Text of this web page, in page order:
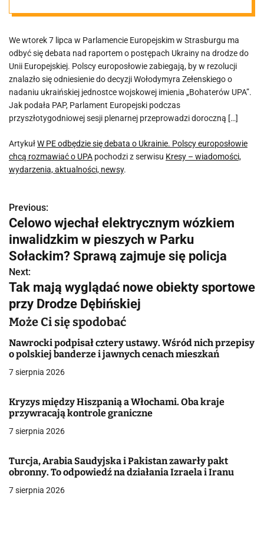
europosłowie
chcą
rozmawiać o
UPA
We wtorek 7 lipca w Parlamencie Europejskim w Strasburgu ma
odbyć się debata nad raportem o postępach Ukrainy na drodze do
Unii Europejskiej. Polscy europosłowie zabiegają, by w rezolucji
znalazło się odniesienie do decyzji Wołodymyra Zełenskiego o
nadaniu ukraińskiej jednostce wojskowej imienia „Bohaterów UPA”.
Jak podała PAP, Parlament Europejski podczas
przyszłotygodniowej sesji plenarnej przeprowadzi doroczną […]
ArtykułW PE odbędzie się debata o Ukrainie. Polscy europosłowie
chcą rozmawiać o UPA pochodzi z serwisu Kresy – wiadomości,
wydarzenia, aktualności, newsy.
N
a
w
i
g
a
c
j
w
p
i
s
Previous:
Celowo wjechał elektrycznym wózkiem
inwalidzkim w pieszych w Parku
Sołackim? Sprawą zajmuje się policja
Next:
Tak mają wyglądać nowe obiekty sportowe
przy Drodze Dębińskiej
Może Ci się spodobać
Nawrocki podpisał cztery ustawy. Wśród nich przepisy
o polskiej banderze i jawnych cenach mieszkań
7 sierpnia 2026
Kryzys między Hiszpanią a Włochami. Oba kraje
przywracają kontrole graniczne
7 sierpnia 2026
Turcja, Arabia Saudyjska i Pakistan zawarły pakt
obronny. To odpowiedź na działania Izraela i Iranu
7 sierpnia 2026